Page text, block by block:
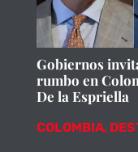
Gobiernos
rumbo en
De la Espriella
COLOMBIA,